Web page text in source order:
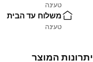
טעינה
משלוח עד הבית
טעינה
יתרונות המוצר